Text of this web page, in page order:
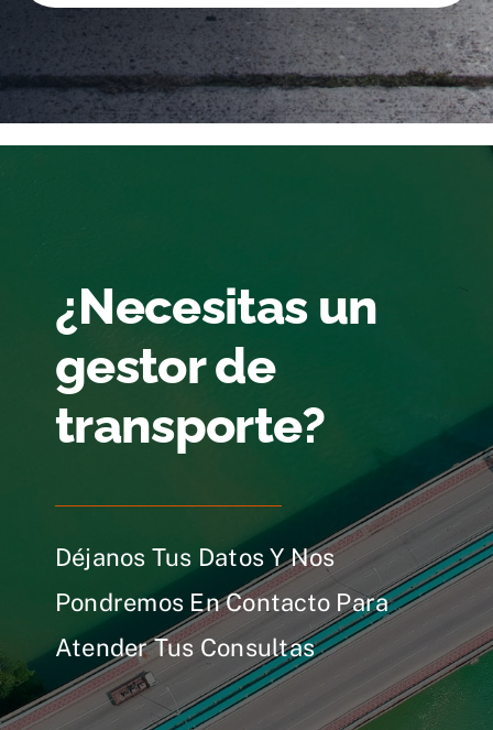
¿Necesitas un
gestor de
transporte?
Déjanos Tus Datos Y Nos
Pondremos En Contacto Para
Atender Tus Consultas